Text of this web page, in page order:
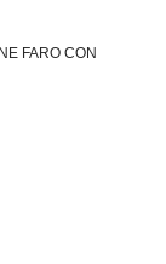
FARO CON